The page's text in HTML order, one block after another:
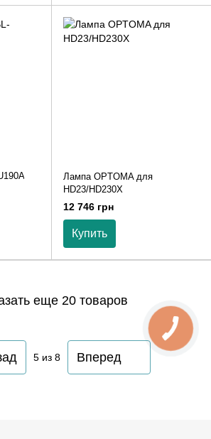
Лампа OPTOMA для
HD23/HD230X
12 746 грн
Купить
еще 20 товаров
5из 8 Вперед